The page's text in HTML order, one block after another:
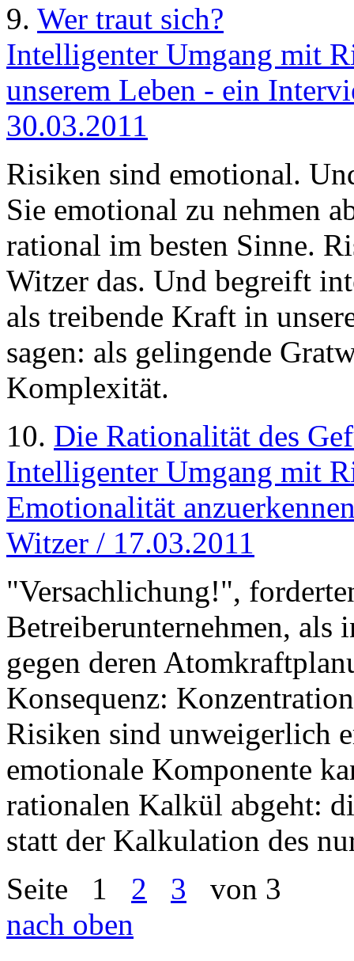
9. Wer traut sich?
Intelligenter Umgang mit
unserem Leben - ein
30.03.2011
Risiken sind emotional.
Sie emotional zu nehmen
rational im besten Sinne.
Witzer das. Und begreift
als treibende Kraft in
sagen: als gelingende
Komplexität.
10. Die Rationalität des
Intelligenter Umgang mit
Emotionalität
Witzer / 17.03.2011
"Versachlichung!",
Betreiberunternehmen, als
gegen deren
Konsequenz:
Risiken sind unweigerlich
emotionale Komponente
rationalen Kalkül abgeht:
statt der Kalkulation des
Seite 1 2 3 von 3
nach oben